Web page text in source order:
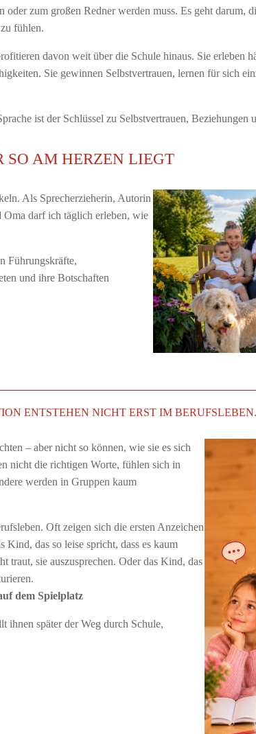
zum großen Redner werden muss. Es geht darum,
fühlen.
davon weit über die Schule hinaus. Sie erleben
Sie gewinnen Selbstvertrauen, lernen für sich
ist der Schlüssel zu Selbstvertrauen,
SO AM HERZEN LIEGT
Als Sprecherzieherin, Autorin
darf ich täglich erleben, wie
Führungskräfte,
und ihre Botschaften
ENTSTEHEN NICHT ERST IM
– aber nicht so können, wie sie es sich
nicht die richtigen Worte, fühlen sich in
werden in Gruppen kaum
Oft zeigen sich die ersten Anzeichen
das so leise spricht, dass es kaum
traut, sie auszusprechen. Oder das Kind, das
dem Spielplatz
ihnen später der Weg durch Schule,